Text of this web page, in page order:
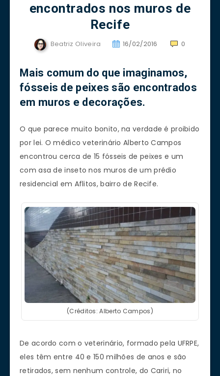
encontrados nos muros de
Recife
Beatriz Oliveira 16/02/2016 0
Mais comum do que imaginamos,
fósseis de peixes são encontrados
em muros e decorações.
O que parece muito bonito, na verdade é proibido
por lei. O médico veterinário Alberto Campos
encontrou cerca de 15 fósseis de peixes e um
com asa de inseto nos muros de um prédio
residencial em Aflitos, bairro de Recife.
(Créditos: Alberto Campos)
De acordo com o veterinário, formado pela UFRPE,
eles têm entre 40 e 150 milhões de anos e são
retirados, sem nenhum controle, do Cariri, no